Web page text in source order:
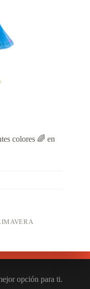
colores 🌈 en
opción para ti.